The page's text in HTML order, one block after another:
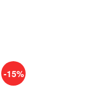
-15%